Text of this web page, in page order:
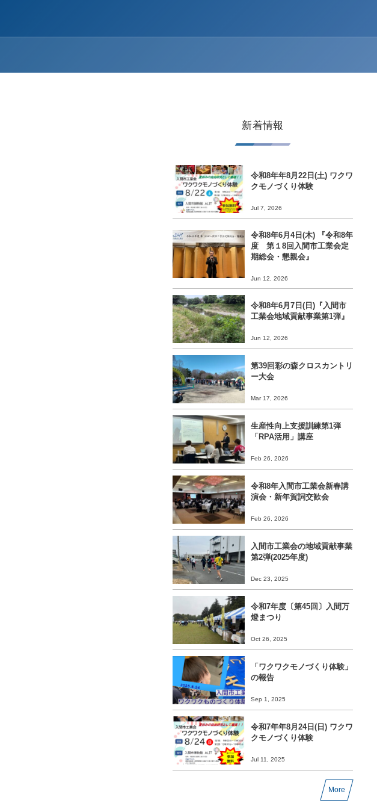
新着情報
令和8年年8月22日(土) ワクワ
クモノづくり体験
Jul 7, 2026
令和8年6月4日(木) 『令和8年
度 第１8回入間市工業会定
期総会・懇親会』
Jun 12, 2026
令和8年6月7日(日)『入間市
工業会地域貢献事業第1弾』
Jun 12, 2026
第39回彩の森クロスカントリ
ー大会
Mar 17, 2026
生産性向上支援訓練第1弾
「RPA活用」講座
Feb 26, 2026
令和8年入間市工業会新春講
演会・新年賀詞交歓会
Feb 26, 2026
入間市工業会の地域貢献事業
第2弾(2025年度)
Dec 23, 2025
令和7年度〔第45回〕入間万
燈まつり
Oct 26, 2025
「ワクワクモノづくり体験」
の報告
Sep 1, 2025
令和7年年8月24日(日) ワクワ
クモノづくり体験
Jul 11, 2025
More